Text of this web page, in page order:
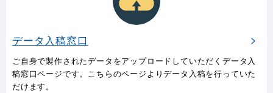
データ入稿窓口
ご自身で製作されたデータをアップロードしていただくデータ入
稿窓口ページです。こちらのページよりデータ入稿を行っていた
だけます。